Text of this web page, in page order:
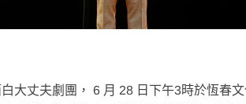
丈夫劇團， 6 月 28 日下午3時於恆春文